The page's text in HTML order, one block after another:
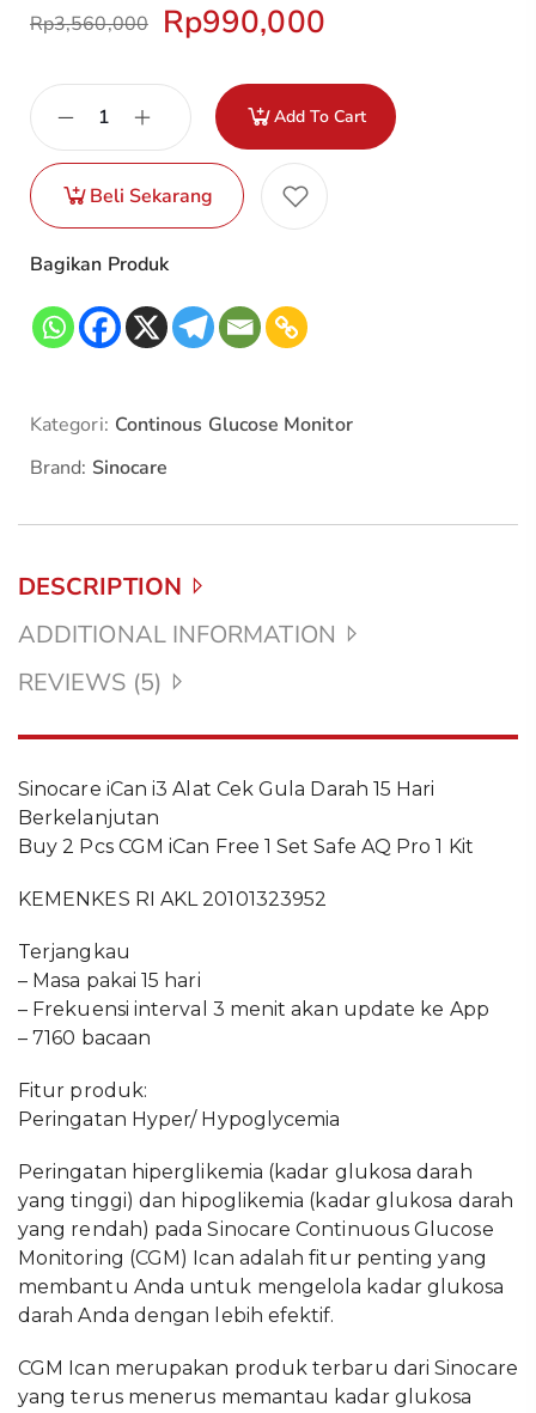
Rp3,560,000 Rp990,000
Add To Cart
Beli Sekarang
Bagikan Produk
Kategori: Continous Glucose Monitor
Brand: Sinocare
DESCRIPTION
ADDITIONAL INFORMATION
REVIEWS (5)
Sinocare iCan i3 Alat Cek Gula Darah 15 Hari
Berkelanjutan
Buy 2 Pcs CGM iCan Free 1 Set Safe AQ Pro 1 Kit
KEMENKES RI AKL 20101323952
Terjangkau
– Masa pakai 15 hari
– Frekuensi interval 3 menit akan update ke App
– 7160 bacaan
Fitur produk:
Peringatan Hyper/ Hypoglycemia
Peringatan hiperglikemia (kadar glukosa darah
yang tinggi) dan hipoglikemia (kadar glukosa darah
yang rendah) pada Sinocare Continuous Glucose
Monitoring (CGM) Ican adalah fitur penting yang
membantu Anda untuk mengelola kadar glukosa
darah Anda dengan lebih efektif.
CGM Ican merupakan produk terbaru dari Sinocare
yang terus menerus memantau kadar glukosa